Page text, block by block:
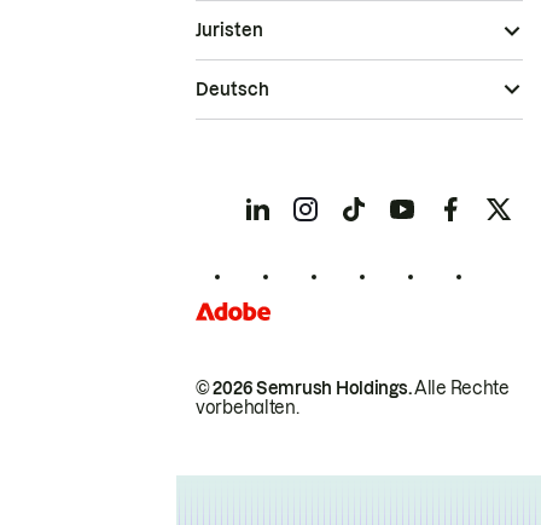
© 2026 Semrush Holdings.Alle Rechte
vorbehalten.
Juristen
Deutsch